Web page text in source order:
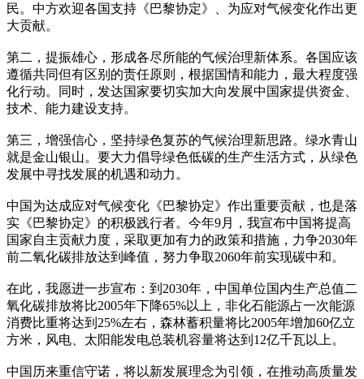
民。中方欢迎各国支持《巴黎协定》、为应对气候变化作出更
大贡献。
第二，提振雄心，形成各尽所能的气候治理新体系。各国应该
遵循共同但有区别的责任原则，根据国情和能力，最大程度强
化行动。同时，发达国家要切实加大向发展中国家提供资金、
技术、能力建设支持。
第三，增强信心，坚持绿色复苏的气候治理新思路。绿水青山
就是金山银山。要大力倡导绿色低碳的生产生活方式，从绿色
发展中寻找发展的机遇和动力。
中国为达成应对气候变化《巴黎协定》作出重要贡献，也是落
实《巴黎协定》的积极践行者。今年9月，我宣布中国将提高
国家自主贡献力度，采取更加有力的政策和措施，力争2030年
前二氧化碳排放达到峰值，努力争取2060年前实现碳中和。
在此，我愿进一步宣布：到2030年，中国单位国内生产总值二
氧化碳排放将比2005年下降65%以上，非化石能源占一次能源
消费比重将达到25%左右，森林蓄积量将比2005年增加60亿立
方米，风电、太阳能发电总装机容量将达到12亿千瓦以上。
中国历来重信守诺，将以新发展理念为引领，在推动高质量发